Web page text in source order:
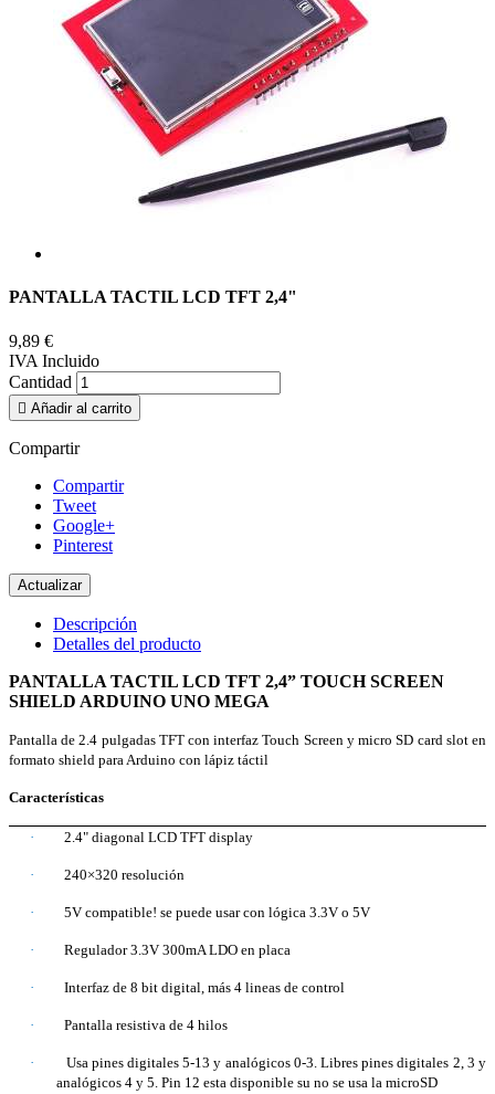
PANTALLA TACTIL LCD TFT 2,4"
9,89 €
IVA Incluido
Cantidad
 Añadir al carrito
Compartir
Compartir
Tweet
Google+
Pinterest
Descripción
Detalles del producto
PANTALLA TACTIL LCD TFT 2,4” TOUCH SCREEN
SHIELD ARDUINO UNO MEGA
Pantalla de 2.4 pulgadas TFT con interfaz Touch Screen y micro SD card slot en
formato shield para Arduino con lápiz táctil
Características
· 2.4" diagonal LCD TFT display
· 240×320 resolución
· 5V compatible! se puede usar con lógica 3.3V o 5V
· Regulador 3.3V 300mA LDO en placa
· Interfaz de 8 bit digital, más 4 lineas de control
· Pantalla resistiva de 4 hilos
·
Usa pines digitales 5-13 y analógicos 0-3. Libres pines digitales 2, 3 y
analógicos 4 y 5. Pin 12 esta disponible su no se usa la microSD